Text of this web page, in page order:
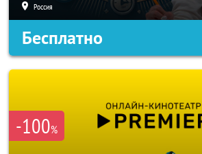
Россия
Бесплатно
-100%